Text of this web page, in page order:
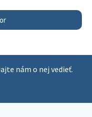
nám o nej vedieť.